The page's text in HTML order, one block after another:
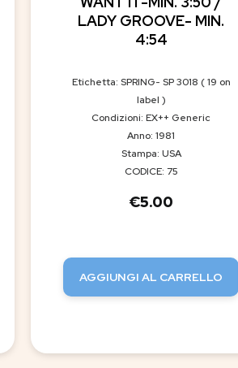
LADY GROOVE- MIN.
4:54
Etichetta: SPRING- SP 3018 ( 19 on
label )
Condizioni: EX++ Generic
Anno: 1981
Stampa: USA
CODICE: 75
€5.00
AGGIUNGI AL CARRELLO